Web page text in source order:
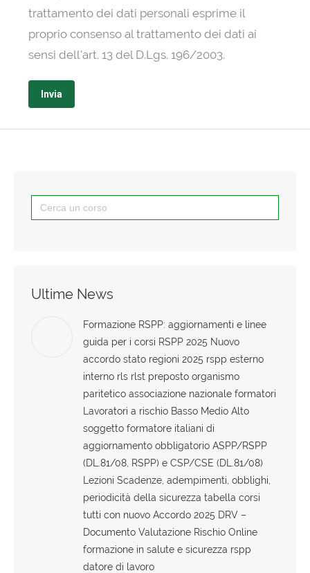
trattamento dei dati personali esprime il
proprio consenso al trattamento dei dati ai
sensi dell'art. 13 del D.Lgs. 196/2003.
Si
campo.
Search
for:
Ultime News
Formazione RSPP: aggiornamenti e linee
guida per i corsi RSPP 2025 Nuovo
accordo stato regioni 2025 rspp esterno
interno rls rlst preposto organismo
paritetico associazione nazionale formatori
Lavoratori a rischio Basso Medio Alto
soggetto formatore italiani di
aggiornamento obbligatorio ASPP/RSPP
(DL.81/08, RSPP) e CSP/CSE (DL.81/08)
Lezioni Scadenze, adempimenti, obblighi,
periodicità della sicurezza tabella corsi
tutti con nuovo Accordo 2025 DRV –
Documento Valutazione Rischio Online
formazione in salute e sicurezza rspp
datore di lavoro